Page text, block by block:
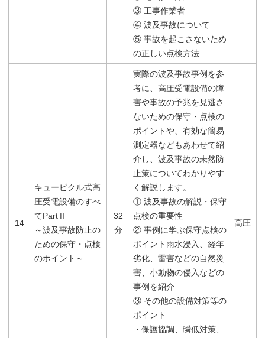
③ 工事作業者
④ 波及事故について
⑤ 事故を起こさないため
の正しい点検方法
14
キュービクル式高
圧受電設備のすべ
てPartⅡ
～波及事故防止の
ための保守・点検
のポイント～
32
分
実際の波及事故事例を参
考に、高圧受電設備の障
害や事故の予兆を見逃さ
ないための保守・点検の
ポイントや、有効な簡易
測定器などもあわせて紹
介し、波及事故の未然防
止策についてわかりやす
く解説します。
① 波及事故の解説・保守
点検の重要性
② 事例に学ぶ保守点検の
ポイント雨水浸入、経年
劣化、雷害などの自然災
害、小動物の侵入などの
事例を紹介
③ その他の設備対策等の
ポイント
・保護協調、瞬低対策、
高圧